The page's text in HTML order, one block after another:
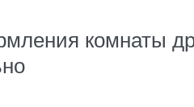
комнаты